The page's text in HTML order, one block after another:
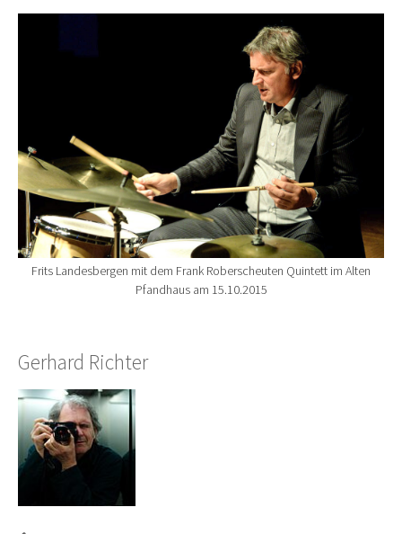
Frits Landesbergen mit dem Frank Roberscheuten Quintett im Alten
Pfandhaus am 15.10.2015
Gerhard Richter